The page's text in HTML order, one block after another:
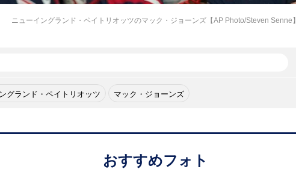
ニューイングランド・ペイトリオッツのマック・ジョーンズ【AP Photo/Steven Senne】
グランド・ペイトリオッツ マック・ジョーンズ
おすすめフォト